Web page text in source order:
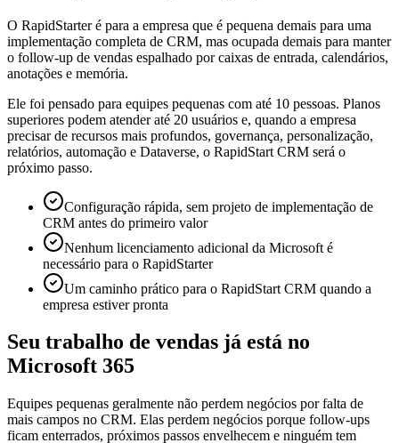
O RapidStarter é para a empresa que é pequena demais para uma
implementação completa de CRM, mas ocupada demais para manter
o follow-up de vendas espalhado por caixas de entrada, calendários,
anotações e memória.
Ele foi pensado para equipes pequenas com até 10 pessoas. Planos
superiores podem atender até 20 usuários e, quando a empresa
precisar de recursos mais profundos, governança, personalização,
relatórios, automação e Dataverse, o RapidStart CRM será o
próximo passo.
Configuração rápida, sem projeto de implementação de
CRM antes do primeiro valor
Nenhum licenciamento adicional da Microsoft é
necessário para o RapidStarter
Um caminho prático para o RapidStart CRM quando a
empresa estiver pronta
Seu trabalho de vendas já está no
Microsoft 365
Equipes pequenas geralmente não perdem negócios por falta de
mais campos no CRM. Elas perdem negócios porque follow-ups
ficam enterrados, próximos passos envelhecem e ninguém tem